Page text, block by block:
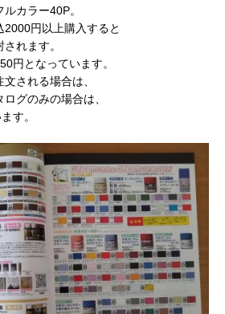
カラー40P。
円以上購入すると
れます。
円となっています。
される場合は、
グのみの場合は、
す。